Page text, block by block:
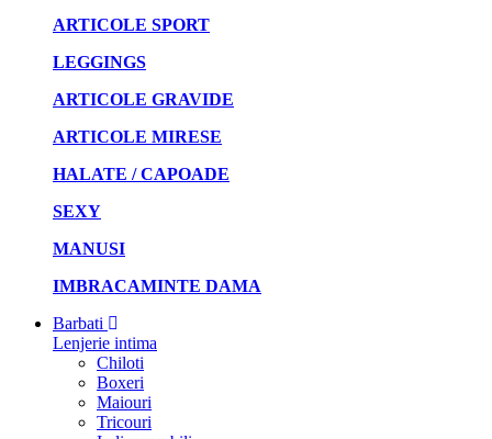
ARTICOLE SPORT
LEGGINGS
ARTICOLE GRAVIDE
ARTICOLE MIRESE
HALATE / CAPOADE
SEXY
MANUSI
IMBRACAMINTE DAMA
Barbati
Lenjerie intima
Chiloti
Boxeri
Maiouri
Tricouri